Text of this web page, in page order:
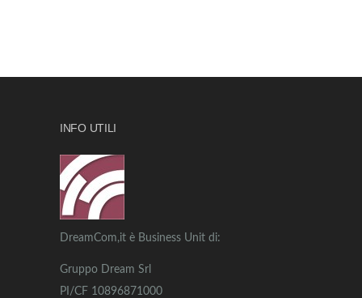
INFO UTILI
DreamCom,it è Business Unit di:
Gruppo Dream Srl
PI/CF 10896871000